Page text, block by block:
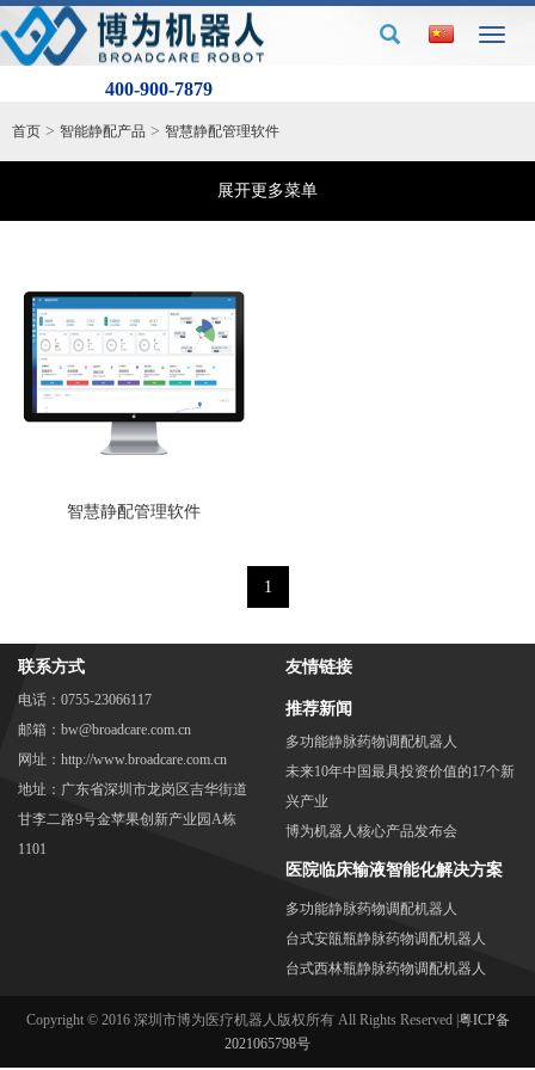
400-900-7879
首页 > 智能静配产品 > 智慧静配管理软件
展开更多菜单
智慧静配管理软件
1
联系方式
电话：0755-23066117
邮箱：bw@broadcare.com.cn
网址：http://www.broadcare.com.cn
地址： 广东省深圳市龙岗区吉华街道
甘李二路9号金苹果创新产业园A栋
1101
友情链接
推荐新闻
多功能静脉药物调配机器人
未来10年中国最具投资价值的17个新
兴产业
博为机器人核心产品发布会
医院临床输液智能化解决方案
多功能静脉药物调配机器人
台式安瓿瓶静脉药物调配机器人
台式西林瓶静脉药物调配机器人
Copyright © 2016 深圳市博为医疗机器人版权所有 All Rights Reserved | 粤ICP备
2021065798号